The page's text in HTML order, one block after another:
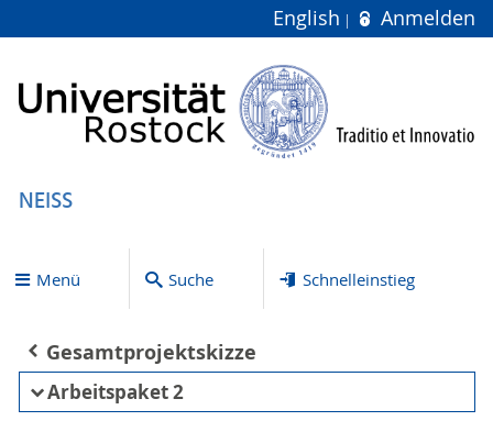
English Anmelden
NEISS
Menü Suche Schnelleinstieg
Gesamtprojektskizze
Arbeitspaket 2